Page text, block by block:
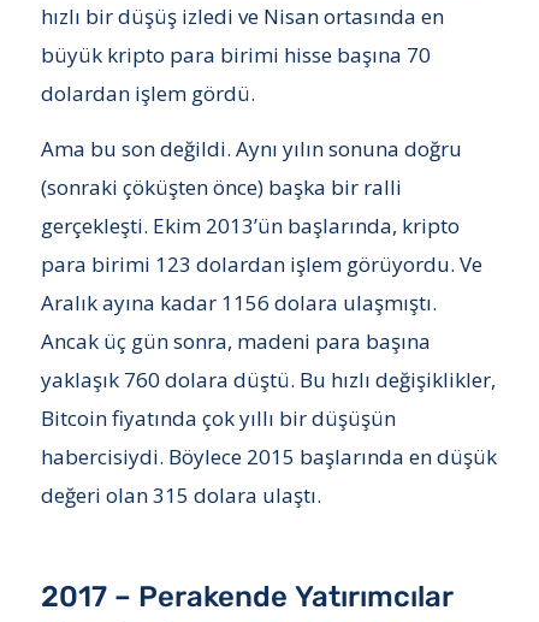
hızlı bir düşüş izledi ve Nisan ortasında en
büyük kripto para birimi hisse başına 70
dolardan işlem gördü.
Ama bu son değildi. Aynı yılın sonuna doğru
(sonraki çöküşten önce) başka bir ralli
gerçekleşti. Ekim 2013’ün başlarında, kripto
para birimi 123 dolardan işlem görüyordu. Ve
Aralık ayına kadar 1156 dolara ulaşmıştı.
Ancak üç gün sonra, madeni para başına
yaklaşık 760 dolara düştü. Bu hızlı değişiklikler,
Bitcoin fiyatında çok yıllı bir düşüşün
habercisiydi. Böylece 2015 başlarında en düşük
değeri olan 315 dolara ulaştı.
2017 – Perakende Yatırımcılar